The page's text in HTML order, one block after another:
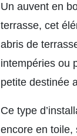
Un auvent en
terrasse, cet
abris de
intempéries ou
petite destinée
Ce type
encore en toile,